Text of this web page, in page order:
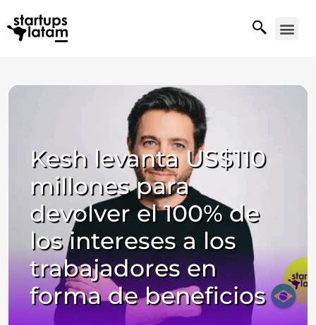
Kesh levanta US$110
millones para
devolver el 100% de
los intereses a los
trabajadores en
forma de beneficios